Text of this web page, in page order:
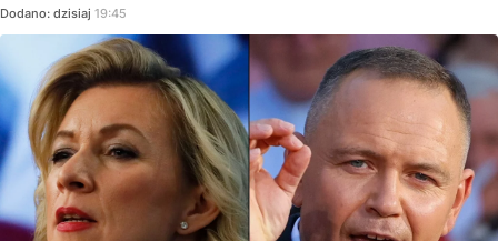
Dodano: dzisiaj 19:45